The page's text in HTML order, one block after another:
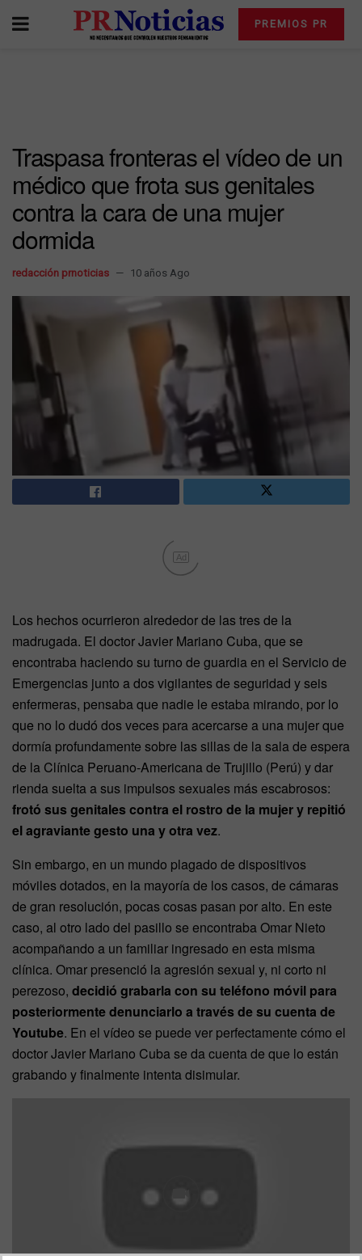
PREMIOS PR
Traspasa fronteras el vídeo de un
médico que frota sus genitales
contra la cara de una mujer
dormida
redacción prnoticias 10 años Ago
Ad
Los hechos ocurrieron alrededor de las tres de la
madrugada. El doctor Javier Mariano Cuba, que se
encontraba haciendo su turno de guardia en el Servicio de
Emergencias junto a dos vigilantes de seguridad y seis
enfermeras, pensaba que nadie le estaba mirando, por lo
que no lo dudó dos veces para acercarse a una mujer que
dormía profundamente sobre las sillas de la sala de espera
de la Clínica Peruano-Americana de Trujillo (Perú) y dar
rienda suelta a sus impulsos sexuales más escabrosos:
frotó sus genitales contra el rostro de la mujer y repitió
el agraviante gesto una y otra vez.
Sin embargo, en un mundo plagado de dispositivos
móviles dotados, en la mayoría de los casos, de cámaras
de gran resolución, pocas cosas pasan por alto. En este
caso, al otro lado del pasillo se encontraba Omar Nieto
acompañando a un familiar ingresado en esta misma
clínica. Omar presenció la agresión sexual y, ni corto ni
perezoso, decidió grabarla con su teléfono móvil para
posteriormente denunciarlo a través de su cuenta de
Youtube. En el vídeo se puede ver perfectamente cómo el
doctor Javier Mariano Cuba se da cuenta de que lo están
grabando y finalmente intenta disimular.